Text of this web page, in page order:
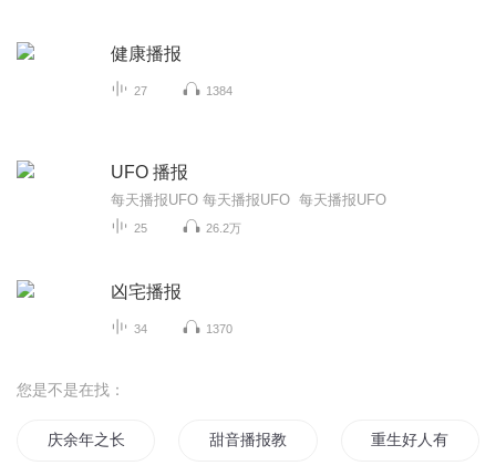
健康播报
27 1384
UFO 播报
每天播报UFO 每天播报UFO 每天播报UFO
25 26.2万
凶宅播报
34 1370
您是不是在找：
庆余年之长歌行 甜音播报教做人 重生好人有好报